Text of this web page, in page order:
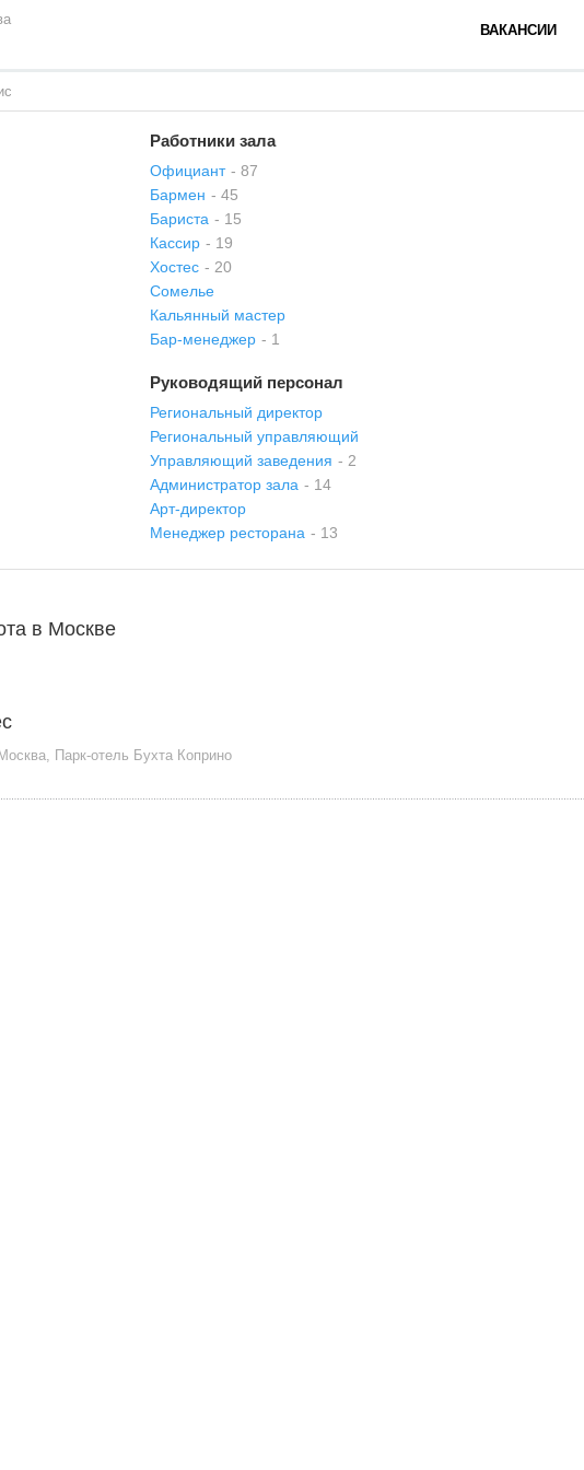
ВАКАНСИИ
Работники зала
Официант - 87
Бармен - 45
Бариста - 15
Кассир - 19
Хостес - 20
Сомелье
Кальянный мастер
Бар-менеджер - 1
Руководящий персонал
Региональный директор
Региональный управляющий
Управляющий заведения - 2
Администратор зала - 14
Арт-директор
Менеджер ресторана - 13
в Москве
Москва, Парк-отель Бухта Коприно